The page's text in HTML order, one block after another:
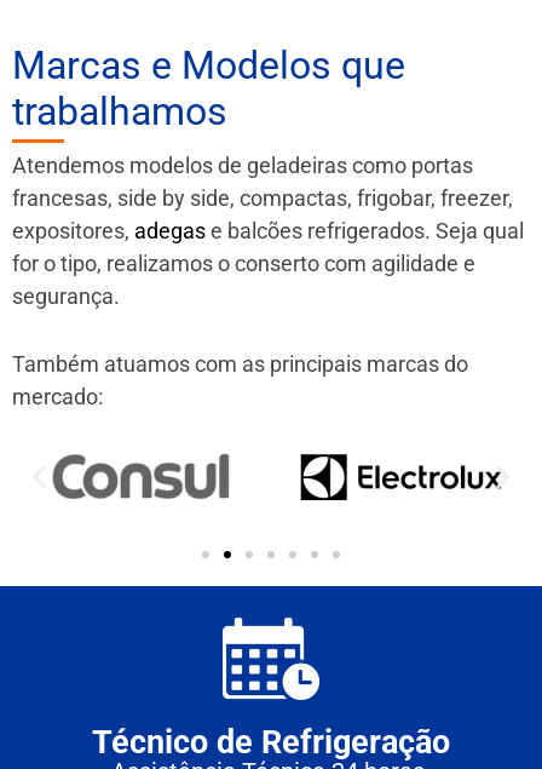
Marcas e Modelos que
trabalhamos
Atendemos modelos de geladeiras como portas
francesas, side by side, compactas, frigobar, freezer,
expositores, adegase balcões refrigerados. Seja qual
for o tipo, realizamos o conserto com agilidade e
segurança.
Também atuamos com as principais marcas do
mercado:
Técnico de Refrigeração